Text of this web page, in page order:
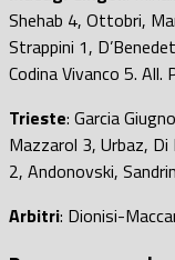
Shehab 4, Ottobri,
Strappini 1,
Codina Vivanco 5. All.
Trieste: Garcia
Mazzarol 3, Urbaz, Di
2, Andonovski,
Arbitri: Dionisi-